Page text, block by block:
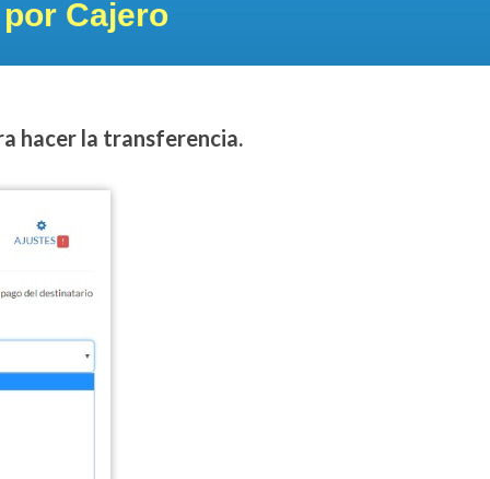
Cajero
hacer la transferencia.